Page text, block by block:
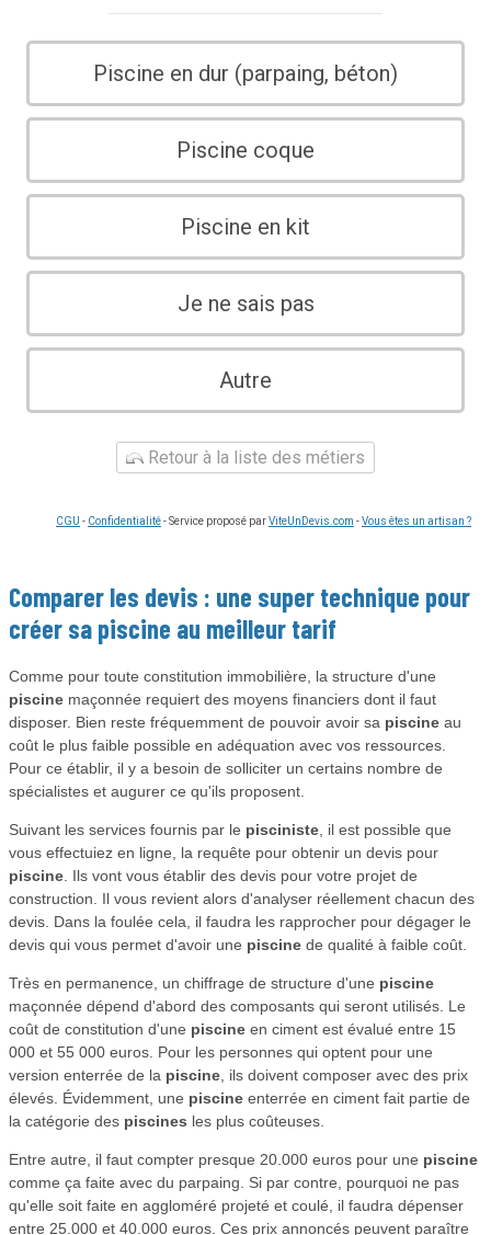
Piscine en dur (parpaing, béton)
Piscine coque
Piscine en kit
Je ne sais pas
Autre
Retour à la liste des métiers
CGU - Confidentialité- Service proposé parViteUnDevis.com -Vous êtes un artisan ?
Comparer les devis : une super technique pour
créer sa piscine au meilleur tarif
Comme pour toute constitution immobilière, la structure d'une
piscine maçonnée requiert des moyens financiers dont il faut
disposer. Bien reste fréquemment de pouvoir avoir sa piscine au
coût le plus faible possible en adéquation avec vos ressources.
Pour ce établir, il y a besoin de solliciter un certains nombre de
spécialistes et augurer ce qu'ils proposent.
Suivant les services fournis par le pisciniste, il est possible que
vous effectuiez en ligne, la requête pour obtenir un devis pour
piscine. Ils vont vous établir des devis pour votre projet de
construction. Il vous revient alors d'analyser réellement chacun des
devis. Dans la foulée cela, il faudra les rapprocher pour dégager le
devis qui vous permet d'avoir une piscine de qualité à faible coût.
Très en permanence, un chiffrage de structure d'une piscine
maçonnée dépend d'abord des composants qui seront utilisés. Le
coût de constitution d'une piscine en ciment est évalué entre 15
000 et 55 000 euros. Pour les personnes qui optent pour une
version enterrée de la piscine, ils doivent composer avec des prix
élevés. Évidemment, une piscine enterrée en ciment fait partie de
la catégorie des piscines les plus coûteuses.
Entre autre, il faut compter presque 20.000 euros pour une piscine
comme ça faite avec du parpaing. Si par contre, pourquoi ne pas
qu'elle soit faite en aggloméré projeté et coulé, il faudra dépenser
entre 25.000 et 40.000 euros. Ces prix annoncés peuvent paraître